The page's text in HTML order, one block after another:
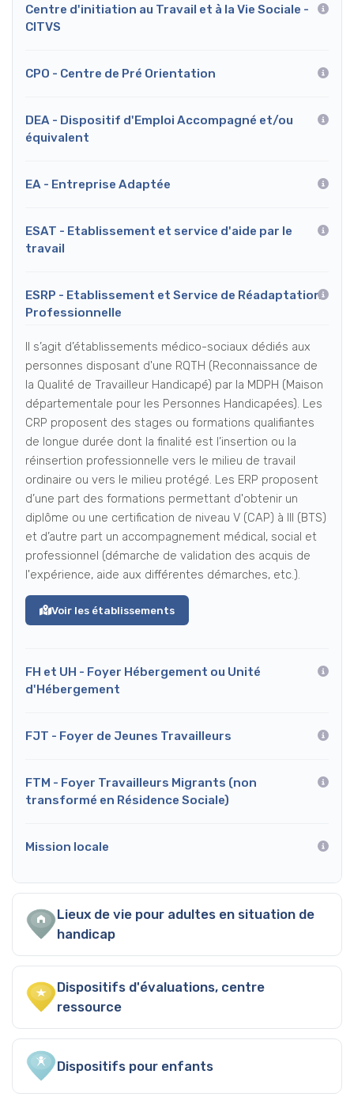
Centre d'initiation au Travail et à la Vie Sociale -
CITVS
CPO - Centre de Pré Orientation
DEA - Dispositif d'Emploi Accompagné et/ou
équivalent
EA - Entreprise Adaptée
ESAT - Etablissement et service d'aide par le
travail
ESRP - Etablissement et Service de Réadaptation
Professionnelle
Il s’agit d’établissements médico-sociaux dédiés aux
personnes disposant d'une RQTH (Reconnaissance de
la Qualité de Travailleur Handicapé) par la MDPH (Maison
départementale pour les Personnes Handicapées). Les
CRP proposent des stages ou formations qualifiantes
de longue durée dont la finalité est l’insertion ou la
réinsertion professionnelle vers le milieu de travail
ordinaire ou vers le milieu protégé. Les ERP proposent
d’une part des formations permettant d'obtenir un
diplôme ou une certification de niveau V (CAP) à III (BTS)
et d’autre part un accompagnement médical, social et
professionnel (démarche de validation des acquis de
l'expérience, aide aux différentes démarches, etc.).
Voir les établissements
FH et UH - Foyer Hébergement ou Unité
d'Hébergement
FJT - Foyer de Jeunes Travailleurs
FTM - Foyer Travailleurs Migrants (non
transformé en Résidence Sociale)
Mission locale
Lieux de vie pour adultes en situation de
handicap
Dispositifs d'évaluations, centre
ressource
Dispositifs pour enfants